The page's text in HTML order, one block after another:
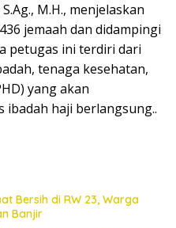
M.H., menjelaskan
jemaah dan didampingi
petugas ini terdiri dari
tenaga kesehatan,
yang akan
ibadah haji berlangsung..
Bersih di RW 23, Warga
Banjir